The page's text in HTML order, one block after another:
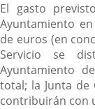
El gasto
Ayuntamiento
de euros (en
Servicio se
Ayuntamiento
total; la Junta de
contribuirán con